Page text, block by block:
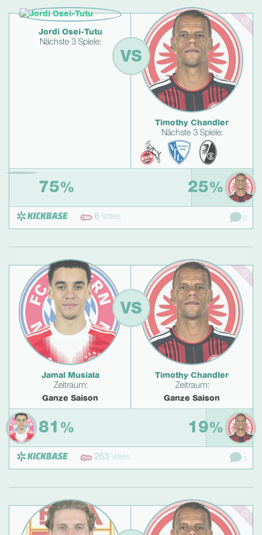
Jordi Osei-Tutu
Nächste 3 Spiele:
VS
Timothy Chandler
Nächste 3 Spiele:
75% 25%
8 Votes 0
Jamal Musiala
Zeitraum:
Ganze Saison
VS
Timothy Chandler
Zeitraum:
Ganze Saison
81 % 19%
263Votes 1